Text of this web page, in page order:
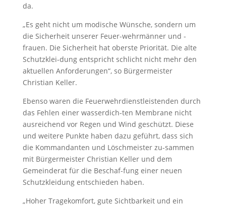
da.
„Es geht nicht um modische Wünsche, sondern um
die Sicherheit unserer Feuer-wehrmänner und -
frauen. Die Sicherheit hat oberste Priorität. Die alte
Schutzklei-dung entspricht schlicht nicht mehr den
aktuellen Anforderungen“, so Bürgermeister
Christian Keller.
Ebenso waren die Feuerwehrdienstleistenden durch
das Fehlen einer wasserdich-ten Membrane nicht
ausreichend vor Regen und Wind geschützt. Diese
und weitere Punkte haben dazu geführt, dass sich
die Kommandanten und Löschmeister zu-sammen
mit Bürgermeister Christian Keller und dem
Gemeinderat für die Beschaf-fung einer neuen
Schutzkleidung entschieden haben.
„Hoher Tragekomfort, gute Sichtbarkeit und ein